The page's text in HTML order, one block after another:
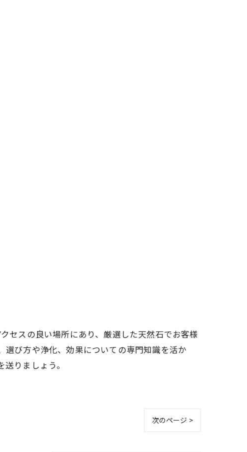
セスの良い場所にあり、厳選した天然石でお客様
び方や浄化、効果についての専門知識を活か
りましょう。
次のページ >